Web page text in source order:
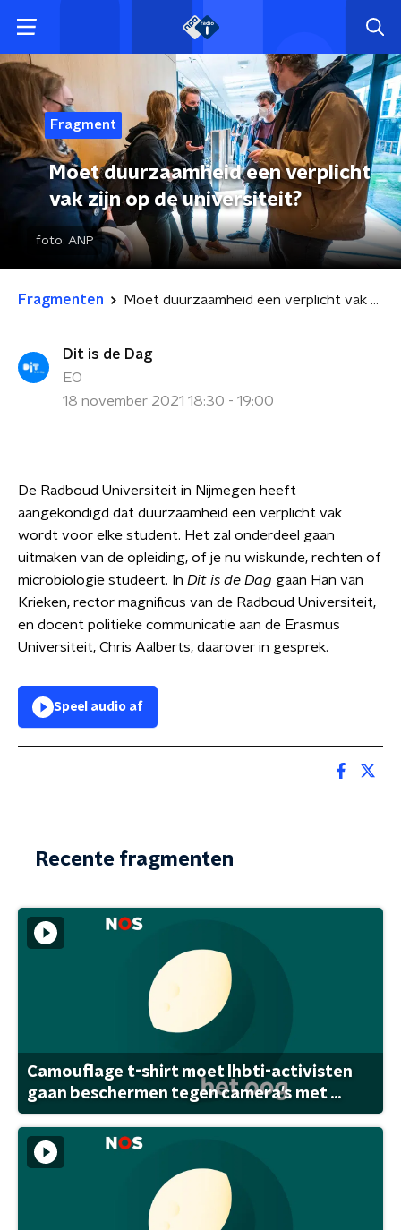
Fragment
Moet duurzaamheid een verplicht
vak zijn op de universiteit?
foto: ANP
Fragmenten Moet duurzaamheid een verplicht vak zijn op de universiteit?
Dit is de Dag
EO
18 november 2021 18:30 - 19:00
De Radboud Universiteit in Nijmegen heeft
aangekondigd dat duurzaamheid een verplicht vak
wordt voor elke student. Het zal onderdeel gaan
uitmaken van de opleiding, of je nu wiskunde, rechten of
microbiologie studeert. In Dit is de Dag gaan Han van
Krieken, rector magnificus van de Radboud Universiteit,
en docent politieke communicatie aan de Erasmus
Universiteit, Chris Aalberts, daarover in gesprek.
Speel audio af
Recente fragmenten
Camouflage t-shirt moet lhbti-activisten
gaan beschermen tegen camera's met ...